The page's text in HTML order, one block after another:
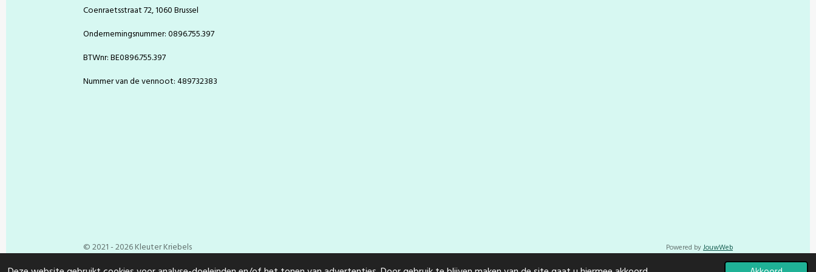
Coenraetsstraat 72, 1060 Brussel
Ondernemingsnummer: 0896.755.397
BTWnr: BE0896.755.397
Nummer van de vennoot: 489732383
© 2021 - 2026 Kleuter Kriebels Powered byJouwWeb